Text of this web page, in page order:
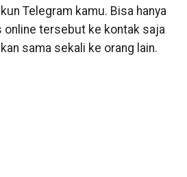
Telegram kamu. Bisa hanya
online tersebut ke kontak saja
sama sekali ke orang lain.